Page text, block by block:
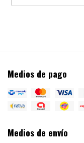
Medios de pago
Medios de envío